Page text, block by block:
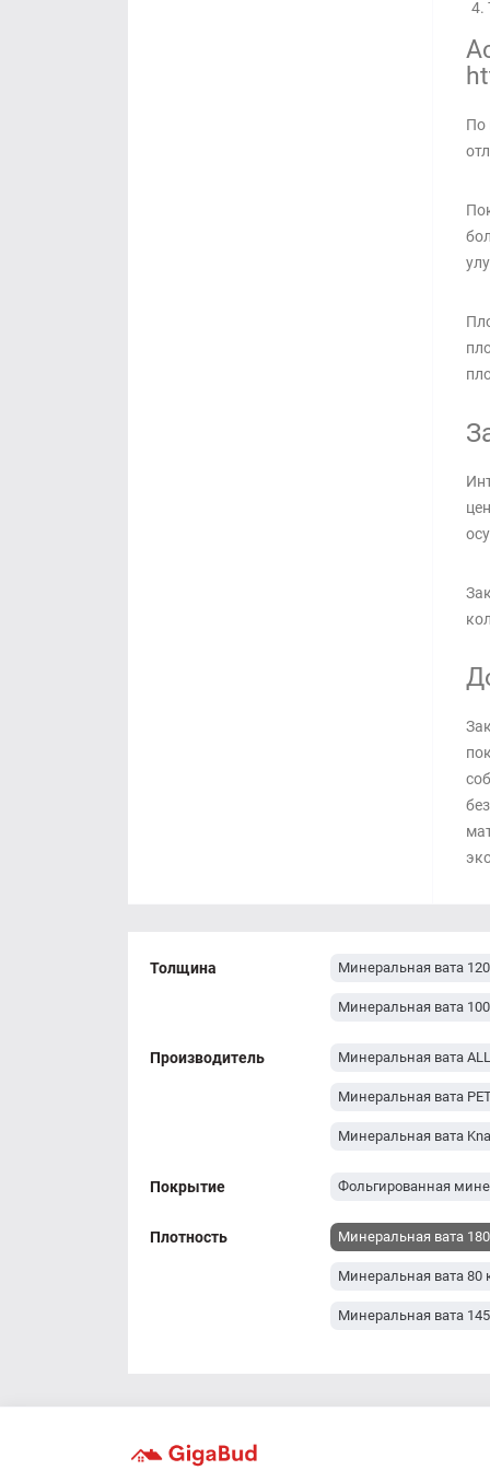
По
Толщина Минеральная вата
Минеральная вата
Производитель Минеральная вата
Минеральная вата
Минеральная вата
Покрытие Фольгированная
Плотность Минеральная вата
Минеральная вата 80
Минеральная вата